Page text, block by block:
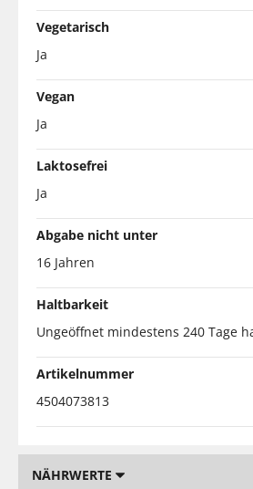
Vegetarisch
Ja
Vegan
Ja
Laktosefrei
Ja
Abgabe nicht unter
16 Jahren
Haltbarkeit
Ungeöffnet mindestens 240 Tage
Artikelnummer
4504073813
NÄHRWERTE